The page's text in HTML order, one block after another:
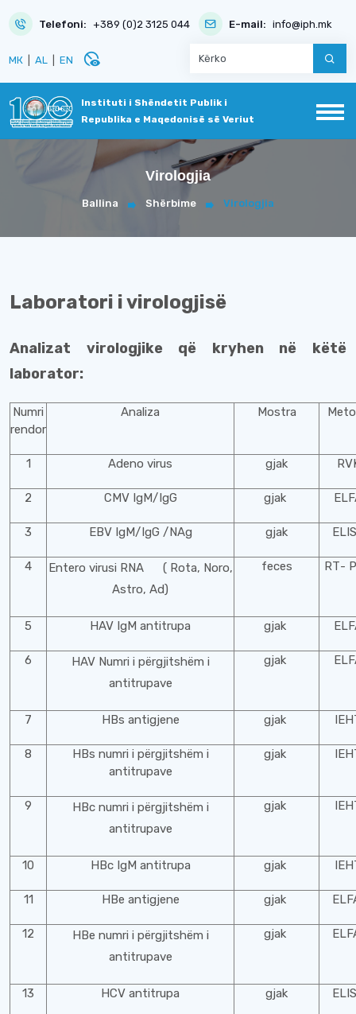
Telefoni: +389 (0)2 3125 044 E-mail: info@iph.mk
МК AL EN disabled_visible
Instituti i Shëndetit Publik i
Republika e Maqedonisë së Veriut
Virologjia
Ballina Shërbime Virologjia
Laboratori i virologjisë
Analizat virologjike që kryhen në këtë
laborator:
Numri
rendor
Analiza Mostra
1 Adeno virus gjak
2 CMV IgM/IgG gjak
3 EBV IgM/IgG /NAg gjak
4
Entero virusi RNA ( Rota, Noro,
Astro, Ad)
feces RТ-
5 HAV IgM antitrupa gjak
6
HAV Numri i përgjitshëm i
antitrupave
gjak
7 HBs antigjene gjak
8
HBs numri i përgjitshëm i
antitrupave
gjak
9
HBc numri i përgjitshëm i
antitrupave
gjak
10 HBc IgM antitrupa gjak
11 HBe antigjene gjak
12
HBe numri i përgjitshëm i
antitrupave
gjak
13 HCV antitrupa gjak